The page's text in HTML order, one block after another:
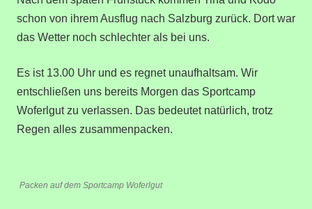
schon von ihrem Ausflug nach Salzburg zurück. Dort war
das Wetter noch schlechter als bei uns.
Es ist 13.00 Uhr und es regnet unaufhaltsam. Wir
entschließen uns bereits Morgen das Sportcamp
Woferlgut zu verlassen. Das bedeutet natürlich, trotz
Regen alles zusammenpacken.
Packen auf dem Sportcamp Woferlgut